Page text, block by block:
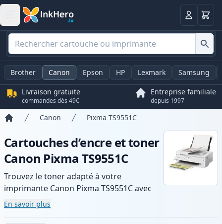
Panier
Brother Canon Epson HP Lexmark Samsung
Livraison gratuite
commandes dès 49€
Entreprise familiale
depuis 1997
Canon Pixma TS9551C
Cartouches d’encre et toner
Canon Pixma TS9551C
Trouvez le toner adapté à votre
imprimante Canon Pixma TS9551C avec
notre gamme de cartouches compatibles
et haute capacité. Profitez d’une qualité
En savoir plus